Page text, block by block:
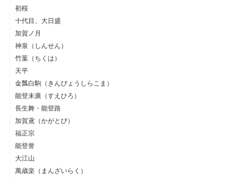
初桜
十代目、大日盛
加賀ノ月
神泉（しんせん）
竹葉（ちくは）
天平
金瓢白駒（きんぴょうしらこま）
能登末廣（すえひろ）
長生舞・能登路
加賀鳶（かがとび）
福正宗
能登誉
大江山
萬歳楽（まんざいらく）